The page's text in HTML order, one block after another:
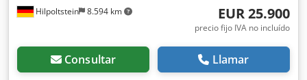
Hilpoltstein 8.594 km EUR 25.900
precio fijo IVA no incluído
Consultar Llamar